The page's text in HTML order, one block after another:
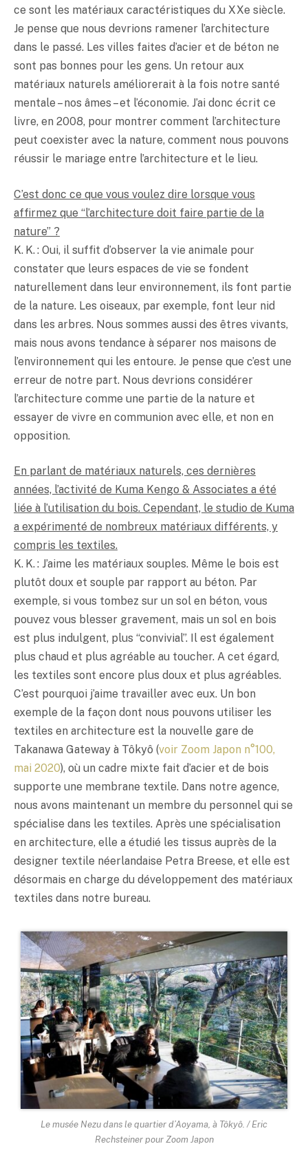
ce sont les matériaux caractéristiques du XXe siècle.
Je pense que nous devrions ramener l’architecture
dans le passé. Les villes faites d’acier et de béton ne
sont pas bonnes pour les gens. Un retour aux
matériaux naturels améliorerait à la fois notre santé
mentale – nos âmes – et l’économie. J’ai donc écrit ce
livre, en 2008, pour montrer comment l’architecture
peut coexister avec la nature, comment nous pouvons
réussir le mariage entre l’architecture et le lieu.
C’est donc ce que vous voulez dire lorsque vous
affirmez que “l’architecture doit faire partie de la
nature” ?
K. K. : Oui, il suffit d’observer la vie animale pour
constater que leurs espaces de vie se fondent
naturellement dans leur environnement, ils font partie
de la nature. Les oiseaux, par exemple, font leur nid
dans les arbres. Nous sommes aussi des êtres vivants,
mais nous avons tendance à séparer nos maisons de
l’environnement qui les entoure. Je pense que c’est une
erreur de notre part. Nous devrions considérer
l’architecture comme une partie de la nature et
essayer de vivre en communion avec elle, et non en
opposition.
En parlant de matériaux naturels, ces dernières
années, l’activité de Kuma Kengo & Associates a été
liée à l’utilisation du bois. Cependant, le studio de Kuma
a expérimenté de nombreux matériaux différents, y
compris les textiles.
K. K. : J’aime les matériaux souples. Même le bois est
plutôt doux et souple par rapport au béton. Par
exemple, si vous tombez sur un sol en béton, vous
pouvez vous blesser gravement, mais un sol en bois
est plus indulgent, plus “convivial”. Il est également
plus chaud et plus agréable au toucher. A cet égard,
les textiles sont encore plus doux et plus agréables.
C’est pourquoi j’aime travailler avec eux. Un bon
exemple de la façon dont nous pouvons utiliser les
textiles en architecture est la nouvelle gare de
Takanawa Gateway à Tôkyô (voir Zoom Japon n°100,
mai 2020), où un cadre mixte fait d’acier et de bois
supporte une membrane textile. Dans notre agence,
nous avons maintenant un membre du personnel qui se
spécialise dans les textiles. Après une spécialisation
en architecture, elle a étudié les tissus auprès de la
designer textile néerlandaise Petra Breese, et elle est
désormais en charge du développement des matériaux
textiles dans notre bureau.
Le musée Nezu dans le quartier d’Aoyama, à Tôkyô. / Eric
Rechsteiner pour Zoom Japon